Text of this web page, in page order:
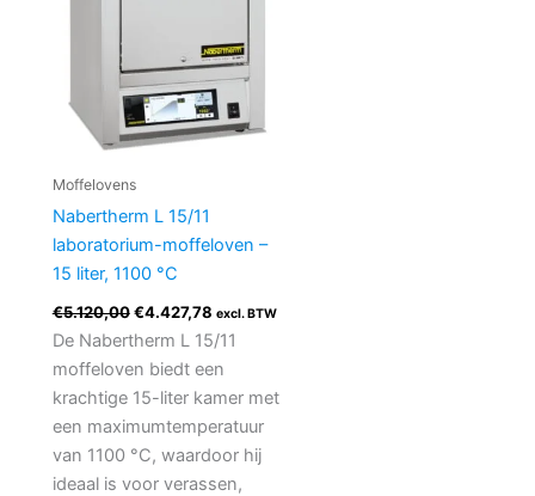
Moffelovens
Nabertherm L 15/11
laboratorium-moffeloven –
15 liter, 1100 °C
€5.120,00 €4.427,78 excl. BTW
De Nabertherm L 15/11
moffeloven biedt een
krachtige 15-liter kamer met
een maximumtemperatuur
van 1100 °C, waardoor hij
ideaal is voor verassen,